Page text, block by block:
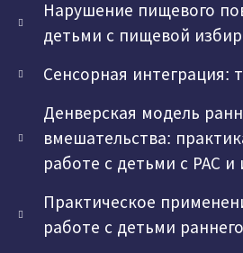
Нарушение пищевого
детьми с пищевой
Сенсорная интеграция:
Денверская модель
вмешательства:
работе с детьми с РАС и
Практическое
работе с детьми